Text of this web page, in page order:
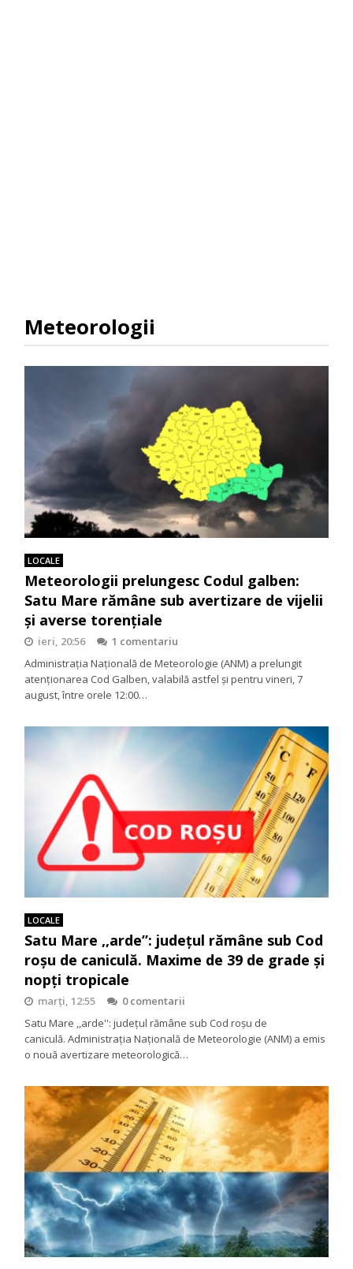
Meteorologii
LOCALE
Meteorologii prelungesc Codul galben:
Satu Mare rămâne sub avertizare de vijelii
și averse torențiale
ieri, 20:56
1 comentariu
Administrația Națională de Meteorologie (ANM) a prelungit
atenționarea Cod Galben, valabilă astfel și pentru vineri, 7
august, între orele 12:00…
LOCALE
Satu Mare ,,arde”: județul rămâne sub Cod
roșu de caniculă. Maxime de 39 de grade și
nopți tropicale
marți, 12:55
0 comentarii
Satu Mare ,,arde'': județul rămâne sub Cod roșu de
caniculă. Administrația Națională de Meteorologie (ANM) a emis
o nouă avertizare meteorologică…